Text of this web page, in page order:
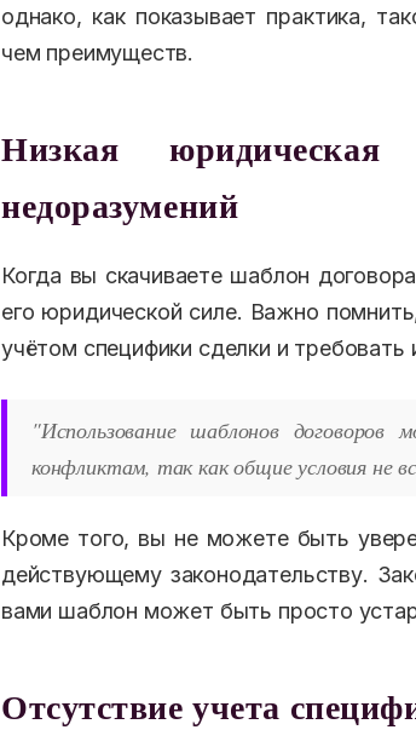
однако, как показывает практика,
чем преимуществ.
Низкая
недоразумений
Когда вы скачиваете шаблон
его юридической силе. Важно
учётом специфики сделки и требовать
"Использование шаблонов
конфликтам, так как общие условия не
Кроме того, вы не можете быть
действующему законодательству.
вами шаблон может быть просто
Отсутствие учета